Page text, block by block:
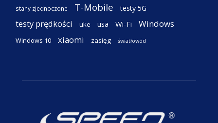
stany zjednoczone T-Mobile testy 5G
testy prędkości uke usa Wi-Fi Windows
Windows 10 xiaomi zasięg światłowód